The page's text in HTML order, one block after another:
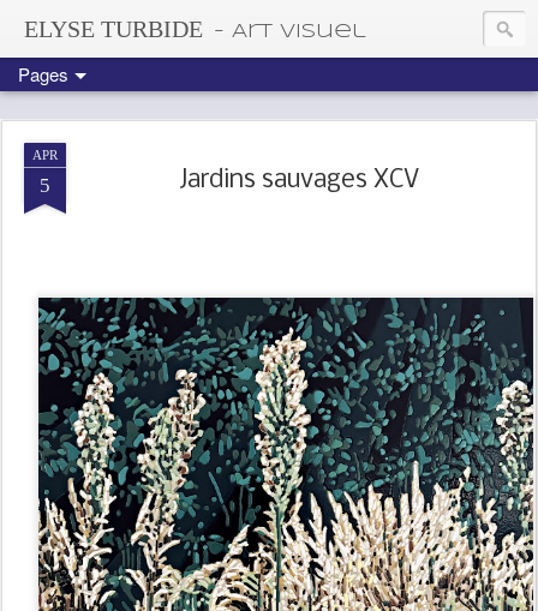
ELYSE TURBIDE - Art visuel
Pages
APR
5 Jardins sauvages XCV